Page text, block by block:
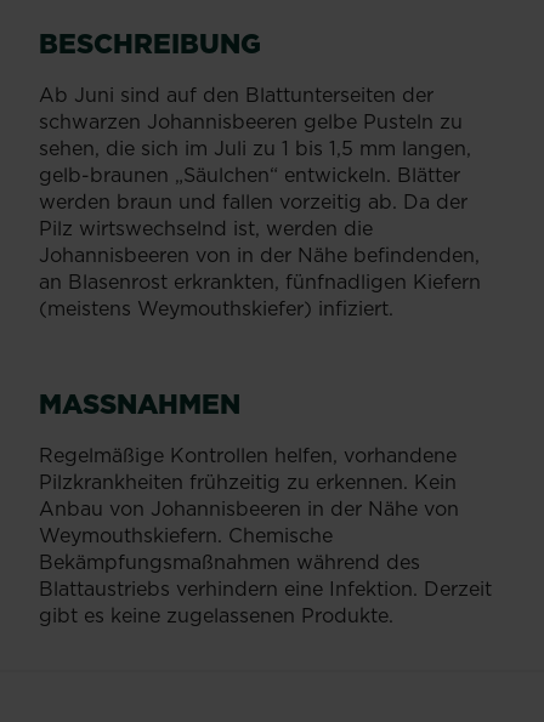
BESCHREIBUNG
Ab Juni sind auf den Blattunterseiten der
schwarzen Johannisbeeren gelbe Pusteln zu
sehen, die sich im Juli zu 1 bis 1,5 mm langen,
gelb-braunen „Säulchen“ entwickeln. Blätter
werden braun und fallen vorzeitig ab. Da der
Pilz wirtswechselnd ist, werden die
Johannisbeeren von in der Nähe befindenden,
an Blasenrost erkrankten, fünfnadligen Kiefern
(meistens Weymouthskiefer) infiziert.
MASSNAHMEN
Regelmäßige Kontrollen helfen, vorhandene
Pilzkrankheiten frühzeitig zu erkennen. Kein
Anbau von Johannisbeeren in der Nähe von
Weymouthskiefern. Chemische
Bekämpfungsmaßnahmen während des
Blattaustriebs verhindern eine Infektion. Derzeit
gibt es keine zugelassenen Produkte.